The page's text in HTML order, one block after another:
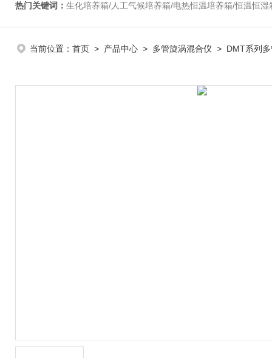
热门关键词： 生化培养箱/人工气候培养箱/电热恒温培养箱/恒温恒湿箱/光照培养箱/二氧化碳培养箱
当前位置： 首页 > 产品中心 > 多管旋涡混合仪 > DMT系列